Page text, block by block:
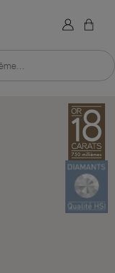
à l'accueil du site
×